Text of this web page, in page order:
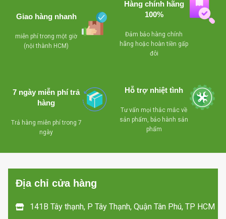
dể dàng vệ sinh
- Có giỏ bên trong
tủ , tiện lợi cho việc
- Khóa an toàn
- Bánh xe chịu lực
dể dàng di chuyển mọi
Có giỏ bên trong tủ ,
loại sản phẩm bên
trong tủ - Khóa an
chuyển mọi hướng
- Lòng tủ được
làm bằng chất liệu
nhôm- Miễn phí
lắp đặt vận chuyển tại
Giao hàng nhanh
miễn phí trong một giờ
(nội thành HCM)
Hàng chính hãng
100%
Đảm bảo hàng chính
hãng hoặc hoàn tiền gấp
đôi
7 ngày miễn phí trả
hàng
Trả hàng miễn phí trong 7
ngày
Hỗ trợ nhiệt tình
Tư vấn mọi thắc mắc về
sản phẩm, bảo hành sản
phẩm
Địa chỉ cửa hàng
141B Tây thạnh, P Tây Thạnh, Quận Tân Phú, TP HCM